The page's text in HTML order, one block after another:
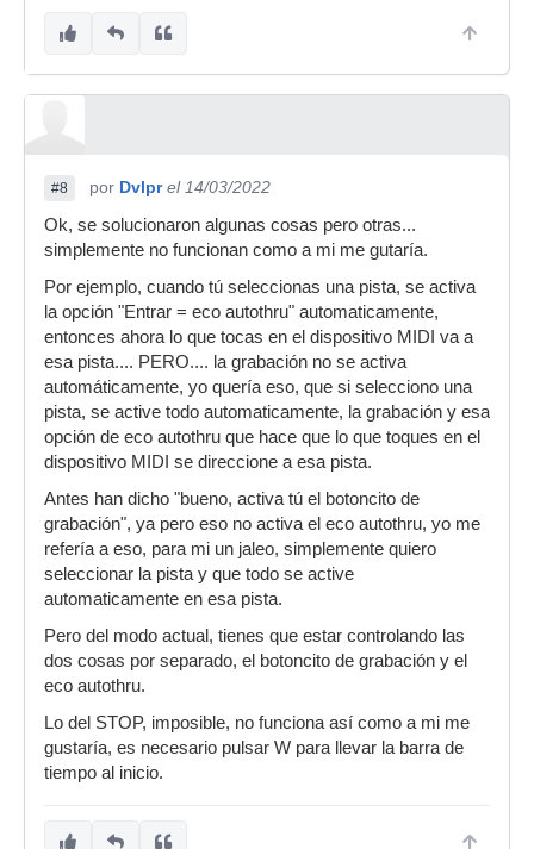
#8 por Dvlpr el 14/03/2022
Ok, se solucionaron algunas cosas pero otras...
simplemente no funcionan como a mi me gutaría.
Por ejemplo, cuando tú seleccionas una pista, se activa
la opción "Entrar = eco autothru" automaticamente,
entonces ahora lo que tocas en el dispositivo MIDI va a
esa pista.... PERO.... la grabación no se activa
automáticamente, yo quería eso, que si selecciono una
pista, se active todo automaticamente, la grabación y esa
opción de eco autothru que hace que lo que toques en el
dispositivo MIDI se direccione a esa pista.
Antes han dicho "bueno, activa tú el botoncito de
grabación", ya pero eso no activa el eco autothru, yo me
refería a eso, para mi un jaleo, simplemente quiero
seleccionar la pista y que todo se active
automaticamente en esa pista.
Pero del modo actual, tienes que estar controlando las
dos cosas por separado, el botoncito de grabación y el
eco autothru.
Lo del STOP, imposible, no funciona así como a mi me
gustaría, es necesario pulsar W para llevar la barra de
tiempo al inicio.